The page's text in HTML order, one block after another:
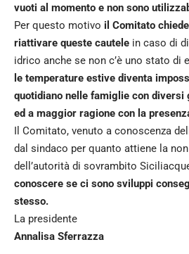
vuoti al momento e non sono
Per questo motivo il Comitato
riattivare queste cautele in caso di
idrico anche se non c’è uno stato di
le temperature estive diventa
quotidiano nelle famiglie con diversi
ed a maggior ragione con la
Il Comitato, venuto a conoscenza
dal sindaco per quanto attiene la
dell’autorità di sovrambito
conoscere se ci sono sviluppi
stesso.
La presidente
Annalisa Sferrazza